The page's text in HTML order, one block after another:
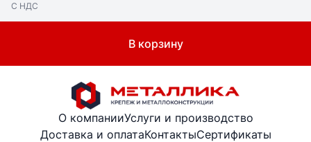
С НДС
В корзину
О компанииУслуги и производство
Доставка и оплатаКонтактыСертификаты